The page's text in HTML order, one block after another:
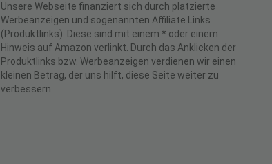
Unsere Webseite finanziert sich durch platzierte
Werbeanzeigen und sogenannten Affiliate Links
(Produktlinks). Diese sind mit einem * oder einem
Hinweis auf Amazon verlinkt. Durch das Anklicken der
Produktlinks bzw. Werbeanzeigen verdienen wir einen
kleinen Betrag, der uns hilft, diese Seite weiter zu
verbessern.